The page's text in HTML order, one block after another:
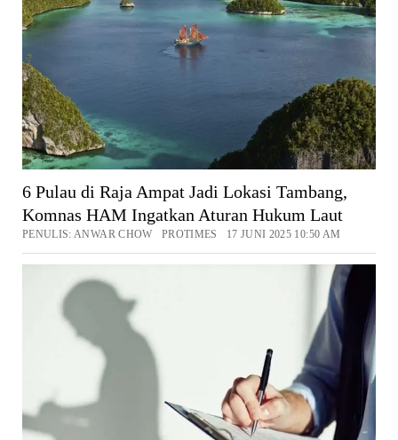
6 Pulau di Raja Ampat Jadi Lokasi Tambang,
Komnas HAM Ingatkan Aturan Hukum Laut
PENULIS: ANWAR CHOW PROTIMES 17 JUNI 2025 10:50 AM